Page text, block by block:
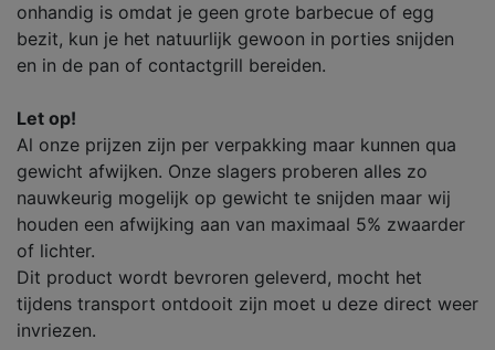
onhandig is omdat je geen grote barbecue of egg
bezit, kun je het natuurlijk gewoon in porties snijden
en in de pan of contactgrill bereiden.
Let op!
Al onze prijzen zijn per verpakking maar kunnen qua
gewicht afwijken. Onze slagers proberen alles zo
nauwkeurig mogelijk op gewicht te snijden maar wij
houden een afwijking aan van maximaal 5% zwaarder
of lichter.
Dit product wordt bevroren geleverd, mocht het
tijdens transport ontdooit zijn moet u deze direct weer
invriezen.